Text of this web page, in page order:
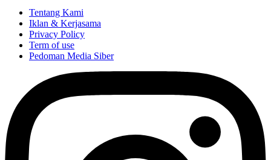
Tentang Kami
Iklan & Kerjasama
Privacy Policy
Term of use
Pedoman Media Siber